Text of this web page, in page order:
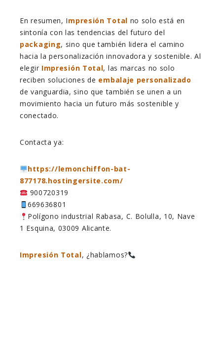
En resumen, Impresión Total no solo está en
sintonía con las tendencias del futuro del
packaging, sino que también lidera el camino
hacia la personalización innovadora y sostenible. Al
elegir Impresión Total, las marcas no solo
reciben soluciones de embalaje personalizado
de vanguardia, sino que también se unen a un
movimiento hacia un futuro más sostenible y
conectado.
Contacta ya:
https://lemonchiffon-bat-
877178.hostingersite.com/
900720319
669636801
Polígono industrial Rabasa, C. Bolulla, 10, Nave
1 Esquina, 03009 Alicante.
Impresión Total, ¿hablamos?